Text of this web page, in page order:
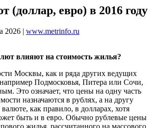
(доллар, евро) в 2016 году
2026 | www.metrinfo.ru
влияют на стоимость жилья?
Москвы, как и ряда других ведущих
Подмосковья, Питера или Сочи,
Это означает, что цены на одну часть
назначаются в рублях, а на другу
валюте, как правило, в долларах, хотя
быть и в евро. Обычно рублевые цены
жилья, рассчитанного на массового